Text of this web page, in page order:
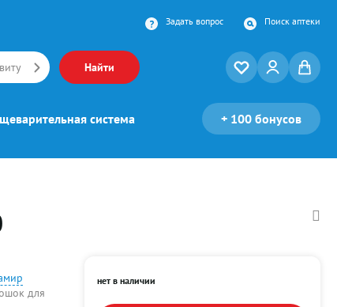
Задать вопрос Поиск аптеки
Найти
система + 100 бонусов
для
нет в наличии